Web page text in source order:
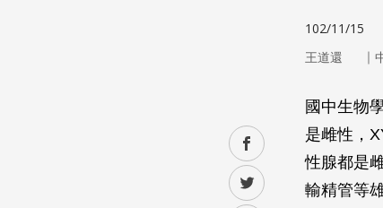
facebook
twitter
102/11/15
王道還 ｜
國中生物
是雌性，
性腺都是
輸精管等